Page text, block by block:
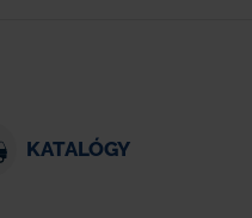
KATALÓGY